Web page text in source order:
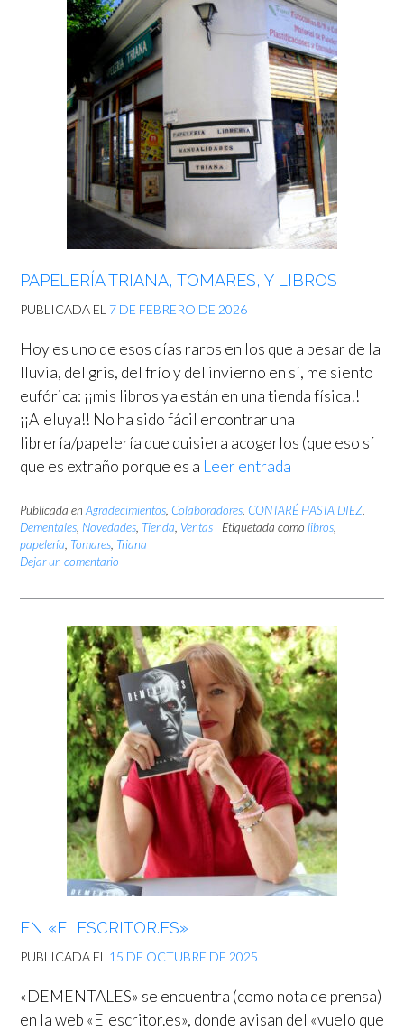
PAPELERÍA TRIANA, TOMARES, Y LIBROS
PUBLICADA EL 7 DE FEBRERO DE 2026
Hoy es uno de esos días raros en los que a pesar de la
lluvia, del gris, del frío y del invierno en sí, me siento
eufórica: ¡¡mis libros ya están en una tienda física!!
¡¡Aleluya!! No ha sido fácil encontrar una
librería/papelería que quisiera acogerlos (que eso sí
que es extraño porque es a Leer entrada
Publicada enAgradecimientos, Colaboradores, CONTARÉ HASTA DIEZ,
Dementales, Novedades, Tienda, Ventas Etiquetada como libros,
papelería, Tomares, Triana
Dejar un comentario
EN «ELESCRITOR.ES»
PUBLICADA EL 15 DE OCTUBRE DE 2025
«DEMENTALES» se encuentra (como nota de prensa)
en la web «Elescritor.es», donde avisan del «vuelo que